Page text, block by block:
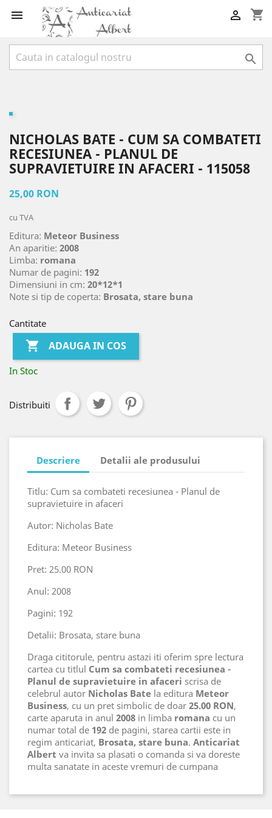
 shopping_cart


NICHOLAS BATE - CUM SA COMBATETI
RECESIUNEA - PLANUL DE
SUPRAVIETUIRE IN AFACERI - 115058
25,00 RON
cu TVA
Editura: Meteor Business
An aparitie: 2008
Limba: romana
Numar de pagini: 192
Dimensiuni in cm: 20*12*1
Note si tip de coperta: Brosata, stare buna
Cantitate
 ADAUGA IN COS
In Stoc
Distribuiti
Descriere Detalii ale produsului
Titlu: Cum sa combateti recesiunea - Planul de
supravietuire in afaceri
Autor: Nicholas Bate
Editura: Meteor Business
Pret: 25.00 RON
Anul: 2008
Pagini: 192
Detalii: Brosata, stare buna
Draga cititorule, pentru astazi iti oferim spre lectura
cartea cu titlul Cum sa combateti recesiunea -
Planul de supravietuire in afaceri scrisa de
celebrul autor Nicholas Bate la editura Meteor
Business, cu un pret simbolic de doar 25.00 RON,
carte aparuta in anul 2008 in limba romana cu un
numar total de 192 de pagini, starea cartii este in
regim anticariat, Brosata, stare buna. Anticariat
Albert va invita sa plasati o comanda si va doreste
multa sanatate in aceste vremuri de cumpana